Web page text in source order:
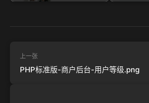
上一张
PHP标准版-商户后台-用户等级.png